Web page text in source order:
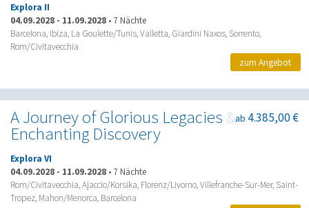
Explora II
04.09.2028 - 11.09.2028 • 7 Nächte
Barcelona, Ibiza, La Goulette/Tunis, Valletta, Giardini Naxos, Sorrento,
Rom/Civitavecchia
zum Angebot
A Journey of Glorious Legacies &
Enchanting Discovery
ab 4.385,00 €
Explora VI
04.09.2028 - 11.09.2028 • 7 Nächte
Rom/Civitavecchia, Ajaccio/Korsika, Florenz/Livorno, Villefranche-Sur-Mer, Saint-
Tropez, Mahon/Menorca, Barcelona